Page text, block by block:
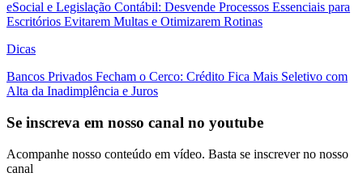
eSocial e Legislação Contábil: Desvende Processos Essenciais para
Escritórios Evitarem Multas e Otimizarem Rotinas
Dicas
Bancos Privados Fecham o Cerco: Crédito Fica Mais Seletivo com
Alta da Inadimplência e Juros
Se inscreva em nosso canal no youtube
Acompanhe nosso conteúdo em vídeo. Basta se inscrever no nosso
canal